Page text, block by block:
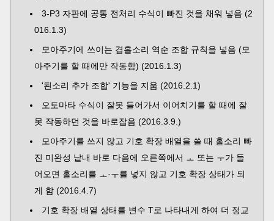
3-P3 자판에 공통 전처리 수식이 빠진 것을 채워 넣음 (2
016.1.3)
모아주기에 쓰이는 겹홀소리 역순 조합 규칙을 넣음 (모
아주기를 할 때에만 작동함) (2016.1.3)
'된소리 추가 조합' 기능을 지움 (2016.2.1)
오토마타 수식이 잘못 들어가서 이어치기를 할 때에 잘
못 작동하던 것을 바로잡음 (2016.3.9.)
모아주기를 쓰지 않고 기호 확장 배열을 쓸 때 홀소리 빠
진 미완성 낱내 바로 다음에 오른쪽에서 ㅗ 또는 ㅜ가 들
어오면 홀소리를 ㅗ·ㅜ를 넣지 않고 기호 확장 상태가 되
게 함 (2016.4.7)
기호 확장 배열 상태를 변수 T로 나타내게 하여 더 정교